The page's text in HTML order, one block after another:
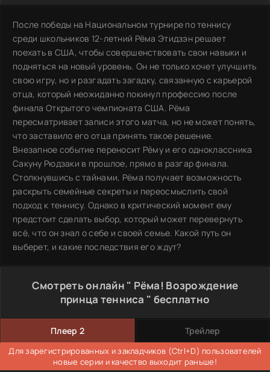
После победы на Национальном турнире по теннису
среди школьников 12-летний Рёма Этидзэн решает
поехать в США, чтобы совершенствовать свои навыки и
подняться на новый уровень. Он не только хочет улучшить
свою игру, но и разгадать загадку, связанную с карьерой
отца, который неожиданно покинул профессию после
финала Открытого чемпионата США. Рёма
пересматривает записи этого матча, но не может понять,
что заставило его отца принять такое решение.
Внезапное событие переносит Рёму и его одноклассника
Сакуну Рюдзаки в прошлое, прямо в разгар финала.
Столкнувшись с тайнами, Рёма получает возможность
раскрыть семейные секреты и переосмыслить свой
подход к теннису. Однако в критический момент ему
предстоит сделать выбор, который может перевернуть
всё, что он знал о себе и своей семье. Какой путь он
выберет, и какие последствия его ждут?
Смотреть онлайн " Рёма! Возрождение
принца тенниса " бесплатно
Плеер 2 Трейлер
Для зарегистрированных и закладчиков (Ctrl+D) пользователей
новые серии и качество выходит раньше!